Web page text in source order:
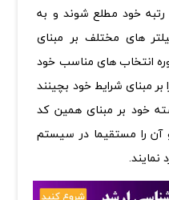
خود مطلع شوند و به
های مختلف بر مبنای
انتخاب های مناسب خود
بر مبنای شرایط خود بچینند
خود بر مبنای همین کد
آن را مستقیما در سیستم